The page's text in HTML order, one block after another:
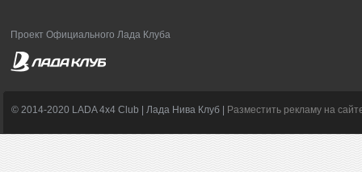
Проект Официального Лада Клуба
© 2014-2020 LADA 4x4 Club | Лада Нива Клуб | Разместить рекламу на